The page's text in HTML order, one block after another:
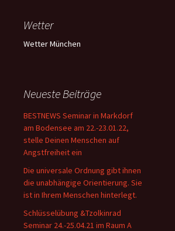
Wetter
Wetter München
Neueste Beiträge
BESTNEWS Seminar in Markdorf
am Bodensee am 22.-23.01.22,
stelle Deinen Menschen auf
Angstfreiheit ein
Die universale Ordnung gibt ihnen
die unabhängige Orientierung. Sie
ist in Ihrem Menschen hinterlegt.
Schlüsselübung &Tzolkinrad
Seminar 24.-25.04.21 im Raum A